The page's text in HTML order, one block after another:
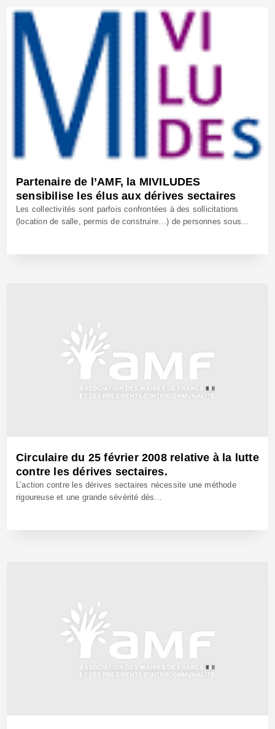
24 Jan 2022 - Réf: BW41086
Partenaire de l’AMF, la MIVILUDES
sensibilise les élus aux dérives sectaires
Les collectivités sont parfois confrontées à des sollicitations
(location de salle, permis de construire…) de personnes sous...
Circulaire du 25 février 2008 relative à la lutte
contre les dérives sectaires.
L’action contre les dérives sectaires nécessite une méthode
rigoureuse et une grande sévérité dès...